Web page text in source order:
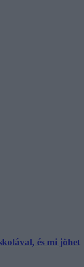
és mi jöhet